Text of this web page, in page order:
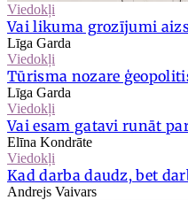
Viedokļi
Vai likuma grozījumi
Līga Garda
Viedokļi
Tūrisma nozare
Līga Garda
Viedokļi
Vai esam gatavi runāt
Elīna Kondrāte
Viedokļi
Kad darba daudz, bet
Andrejs Vaivars